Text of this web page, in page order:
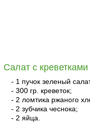
Салат с
- 1 пучок зеленый
- 300 гр. креветок;
- 2 ломтика ржаного
- 2 зубчика чеснока;
- 2 яйца.